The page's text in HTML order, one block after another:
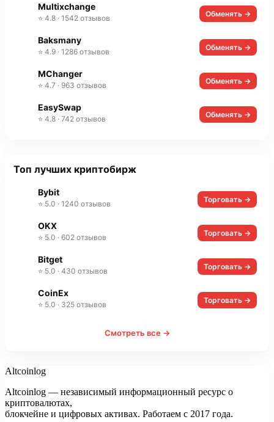
Multixchange
⭐ 4.8 · 1542 отзывов Обменять →
Baksmany
⭐ 4.9 · 1286 отзывов Обменять →
MChanger
⭐ 4.7 · 963 отзывов Обменять →
EasySwap
⭐ 4.8 · 742 отзывов Обменять →
Топ лучших криптобирж
Bybit
⭐ 5.0 · 1240 отзывов Торговать →
OKX
⭐ 5.0 · 602 отзывов Торговать →
Bitget
⭐ 5.0 · 430 отзывов Торговать →
CoinEx
⭐ 5.0 · 325 отзывов Торговать →
Смотреть все →
Altcoinlog
Altcoinlog — независимый информационный ресурс о
криптовалютах,
блокчейне и цифровых активах. Работаем с 2017 года.